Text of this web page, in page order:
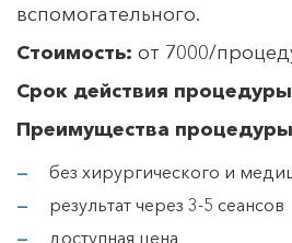
вспомогательного.
Стоимость: от 7000/
Срок действия
Преимущества
без хирургического и
результат через 3-5 сеансов
доступная цена